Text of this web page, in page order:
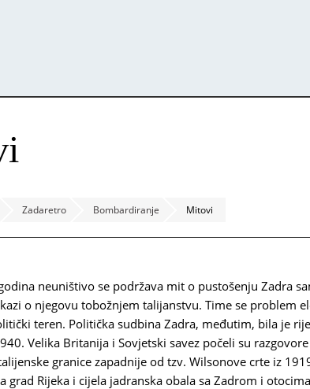
Zadaretro Bombardiranje Mitovi
neuništivo se podržava mit o pustošenju Zadra
o njegovu tobožnjem talijanstvu. Time se problem
teren. Politička sudbina Zadra, međutim, bila je
Velika Britanija i Sovjetski savez počeli su
granice zapadnije od tzv. Wilsonove crte iz
grad Rijeka i cijela jadranska obala sa Zadrom i